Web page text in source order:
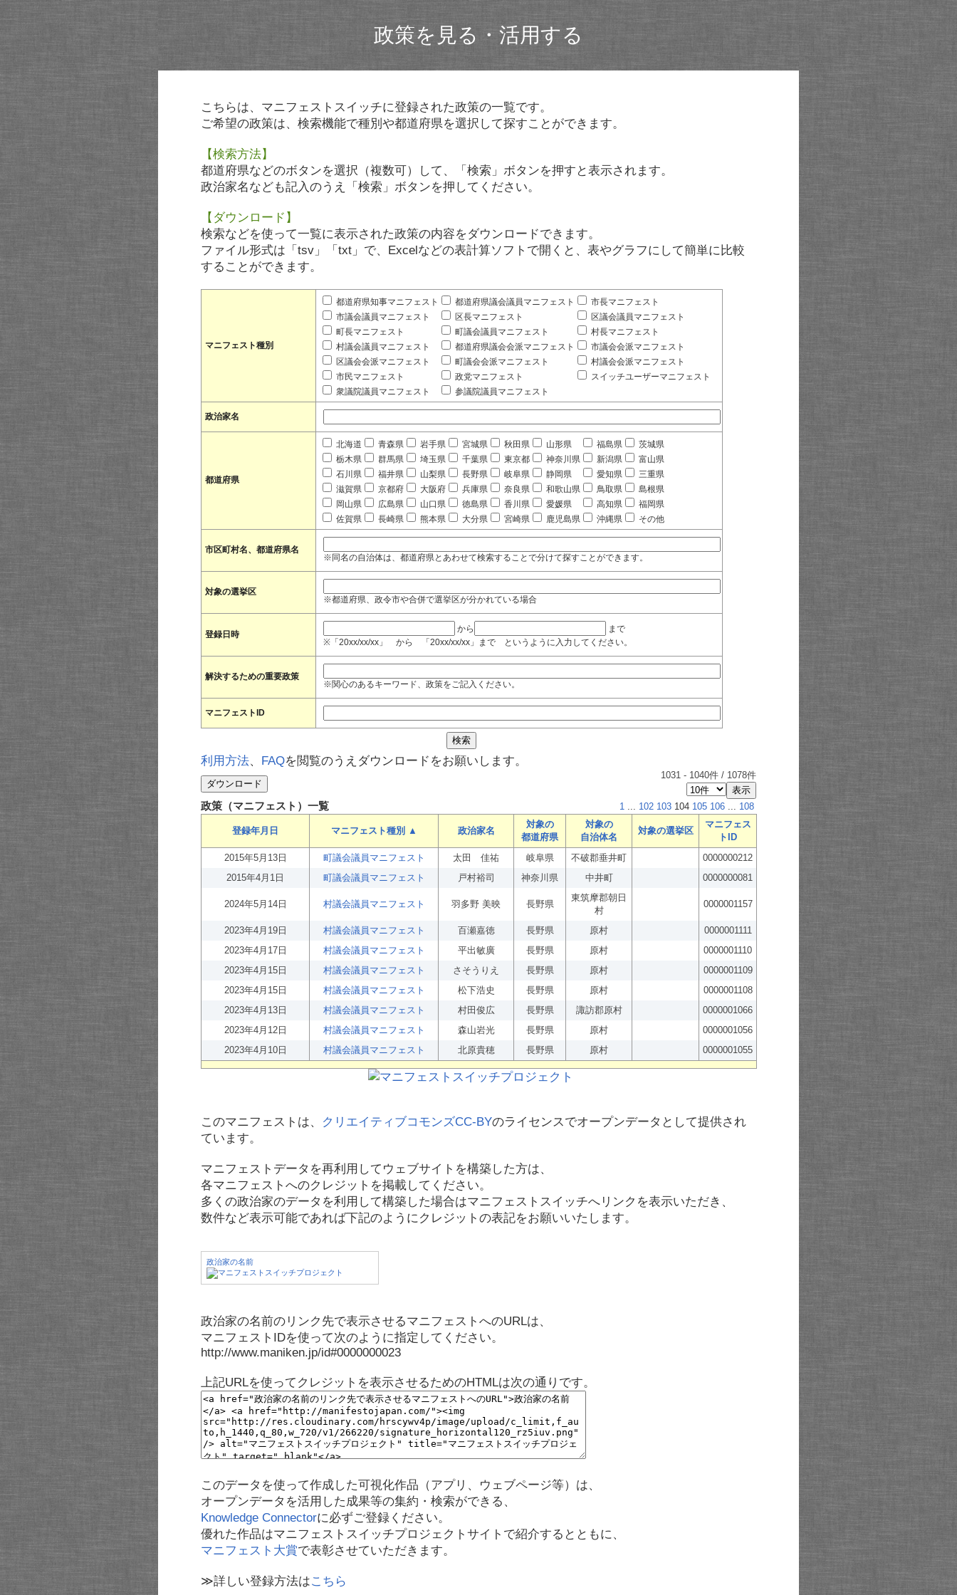
政策を見る・活用する
こちらは、マニフェストスイッチに登録された政策の一覧です。
ご希望の政策は、検索機能で種別や都道府県を選択して探すことができます。
【検索方法】
都道府県などのボタンを選択（複数可）して、「検索」ボタンを押すと表示されます。
政治家名なども記入のうえ「検索」ボタンを押してください。
【ダウンロード】
検索などを使って一覧に表示された政策の内容をダウンロードできます。
ファイル形式は「tsv」「txt」で、Excelなどの表計算ソフトで開くと、表やグラフにして簡単に比較
することができます。
マニフェスト種別
都道府県知事マニフェスト 都道府県議会議員マニフェスト
市長マニフェスト
市議会議員マニフェスト
区長マニフェスト
区議会議員マニフェスト
町長マニフェスト
町議会議員マニフェスト
村長マニフェスト
村議会議員マニフェスト
都道府県議会会派マニフェスト
市議会会派マニフェスト
区議会会派マニフェスト
町議会会派マニフェスト
村議会会派マニフェスト
市民マニフェスト
政党マニフェスト
スイッチユーザーマニフェスト
衆議院議員マニフェスト
参議院議員マニフェスト
政治家名
都道府県
北海道 青森県 岩手県 宮城県 秋田県 山形県 福島県
茨城県
栃木県
群馬県 埼玉県 千葉県 東京都 神奈川県 新潟県
富山県
石川県
福井県 山梨県 長野県 岐阜県 静岡県 愛知県
三重県
滋賀県
京都府 大阪府 兵庫県 奈良県 和歌山県 鳥取県
島根県
岡山県
広島県 山口県 徳島県 香川県 愛媛県 高知県
福岡県
佐賀県
長崎県 熊本県 大分県 宮崎県 鹿児島県 沖縄県 その他
市区町村名、都道府県名
※同名の自治体は、都道府県とあわせて検索することで分けて探すことができます。
対象の選挙区
※都道府県、政令市や合併で選挙区が分かれている場合
登録日時
から
まで
※「20xx/xx/xx」 から 「20xx/xx/xx」まで というように入力してください。
解決するための重要政策
※関心のあるキーワード、政策をご記入ください。
マニフェストID
利用方法、 FAQを閲覧のうえダウンロードをお願いします。
1031 - 1040件 / 1078件
政策（マニフェスト）一覧 1 ... 102 103 104 105 106 ... 108
登録年月日 マニフェスト種別 ▲ 政治家名
対象の
都道府県
対象の
自治体名
対象の選挙区
マニフェス
トID
2015年5月13日
町議会議員マニフェスト 太田 佳祐 岐阜県 不破郡垂井町
0000000212
2015年4月1日
町議会議員マニフェスト 戸村裕司 神奈川県 中井町 0000000081
2024年5月14日 村議会議員マニフェスト 羽多野 美映 長野県
東筑摩郡朝日
村
0000001157
2023年4月19日 村議会議員マニフェスト 百瀬嘉徳 長野県 原村
0000001111
2023年4月17日
村議会議員マニフェスト 平出敏廣 長野県 原村
0000001110
2023年4月15日
村議会議員マニフェスト さそうりえ 長野県 原村
0000001109
2023年4月15日
村議会議員マニフェスト 松下浩史 長野県 原村
0000001108
2023年4月13日
村議会議員マニフェスト 村田俊広 長野県 諏訪郡原村
0000001066
2023年4月12日
村議会議員マニフェスト 森山岩光 長野県 原村
0000001056
2023年4月10日
村議会議員マニフェスト 北原貴穂 長野県 原村 0000001055
このマニフェストは、 クリエイティブコモンズCC-BYのライセンスでオープンデータとして提供され
ています。
マニフェストデータを再利用してウェブサイトを構築した方は、
各マニフェストへのクレジットを掲載してください。
多くの政治家のデータを利用して構築した場合はマニフェストスイッチへリンクを表示いただき、
数件など表示可能であれば下記のようにクレジットの表記をお願いいたします。
政治家の名前
政治家の名前のリンク先で表示させるマニフェストへのURLは、
マニフェストIDを使って次のように指定してください。
http://www.maniken.jp/id#0000000023
上記URLを使ってクレジットを表示させるためのHTMLは次の通りです。
このデータを使って作成した可視化作品（アプリ、ウェブページ等）は、
オープンデータを活用した成果等の集約・検索ができる、
Knowledge Connectorに必ずご登録ください。
優れた作品はマニフェストスイッチプロジェクトサイトで紹介するとともに、
マニフェスト大賞で表彰させていただきます。
≫詳しい登録方法はこちら